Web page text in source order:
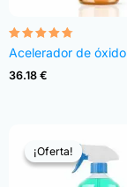
Valorado
con
4.68
de 5
Acelerador de óxido
36.18 €
¡Oferta!
¡Oferta!